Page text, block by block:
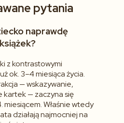
pytania
naprawdę
z kontrastowymi
ok. 3–4 miesiąca życia.
— wskazywanie,
kartek — zaczyna się
miesiącem. Właśnie wtedy
działają najmocniej na